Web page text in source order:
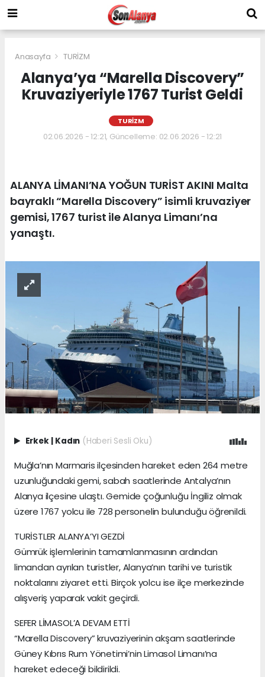
Anasayfa TURİZM
Alanya’ya “Marella Discovery”
Kruvaziyeriyle 1767 Turist Geldi
TURİZM
02.06.2026 - 12:21, Güncelleme: 02.06.2026 - 12:21
ALANYA LİMANI’NA YOĞUN TURİST AKINI Malta
bayraklı “Marella Discovery” isimli kruvaziyer
gemisi, 1767 turist ile Alanya Limanı’na
yanaştı.
Erkek | Kadın (Haberi Sesli Oku)
Muğla’nın Marmaris ilçesinden hareket eden 264 metre
uzunluğundaki gemi, sabah saatlerinde Antalya’nın
Alanya ilçesine ulaştı. Gemide çoğunluğu İngiliz olmak
üzere 1767 yolcu ile 728 personelin bulunduğu öğrenildi.
TURİSTLER ALANYA’YI GEZDİ
Gümrük işlemlerinin tamamlanmasının ardından
limandan ayrılan turistler, Alanya’nın tarihi ve turistik
noktalarını ziyaret etti. Birçok yolcu ise ilçe merkezinde
alışveriş yaparak vakit geçirdi.
SEFER LİMASOL’A DEVAM ETTİ
“Marella Discovery” kruvaziyerinin akşam saatlerinde
Güney Kıbrıs Rum Yönetimi’nin Limasol Limanı’na
hareket edeceği bildirildi.